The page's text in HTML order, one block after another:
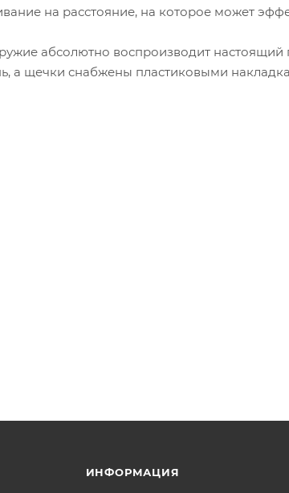
на расстояние, на которое может
абсолютно воспроизводит настоящий
а щечки снабжены пластиковыми
ИНФОРМАЦИЯ